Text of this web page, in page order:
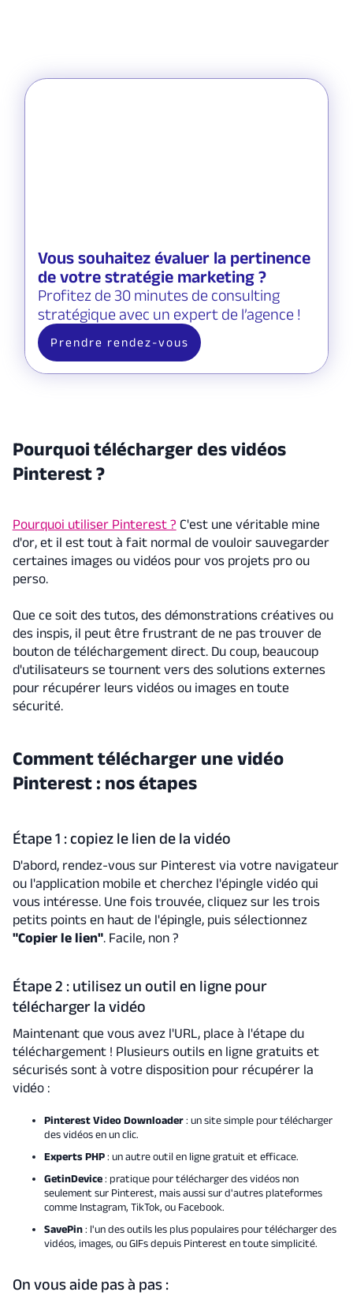
Vous souhaitez évaluer la pertinence
de votre stratégie marketing ?
Profitez de 30 minutes de consulting
stratégique avec un expert de l’agence !
Prendre rendez-vous
Pourquoi télécharger des vidéos
Pinterest ?
Pourquoi utiliser Pinterest ? C'est une véritable mine
d'or, et il est tout à fait normal de vouloir sauvegarder
certaines images ou vidéos pour vos projets pro ou
perso.
Que ce soit des tutos, des démonstrations créatives ou
des inspis, il peut être frustrant de ne pas trouver de
bouton de téléchargement direct. Du coup, beaucoup
d'utilisateurs se tournent vers des solutions externes
pour récupérer leurs vidéos ou images en toute
sécurité.
Comment télécharger une vidéo
Pinterest : nos étapes
Étape 1 : copiez le lien de la vidéo
D'abord, rendez-vous sur Pinterest via votre navigateur
ou l'application mobile et cherchez l'épingle vidéo qui
vous intéresse. Une fois trouvée, cliquez sur les trois
petits points en haut de l'épingle, puis sélectionnez
"Copier le lien". Facile, non ?
Étape 2 : utilisez un outil en ligne pour
télécharger la vidéo
Maintenant que vous avez l'URL, place à l'étape du
téléchargement ! Plusieurs outils en ligne gratuits et
sécurisés sont à votre disposition pour récupérer la
vidéo :
Pinterest Video Downloader: un site simple pour télécharger
des vidéos en un clic.
Experts PHP: un autre outil en ligne gratuit et efficace.
GetinDevice: pratique pour télécharger des vidéos non
seulement sur Pinterest, mais aussi sur d'autres plateformes
comme Instagram, TikTok, ou Facebook.
SavePin: l'un des outils les plus populaires pour télécharger des
vidéos, images, ou GIFs depuis Pinterest en toute simplicité.
On vous aide pas à pas :